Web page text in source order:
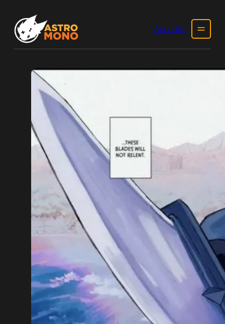
Acceder